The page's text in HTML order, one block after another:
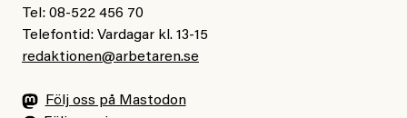
Tel: 08-522 456 70
Telefontid: Vardagar kl. 13-15
redaktionen@arbetaren.se
Följ oss på Mastodon